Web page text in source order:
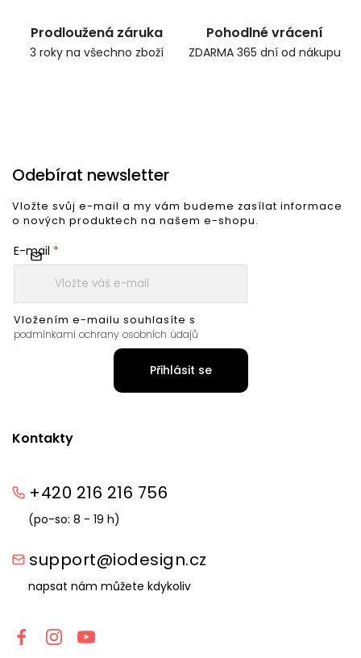
Prodloužená záruka
3 roky na všechno zboží
Pohodlné vrácení
ZDARMA 365 dní od nákupu
Kontakty
+420 216 216 756
(po-so: 8 - 19 h)
support@iodesign.cz
napsat nám můžete kdykoliv
Odebírat newsletter
Vložte svůj e-mail a my vám budeme zasílat informace
o nových produktech na našem e-shopu.
E-mail
Vložením e-mailu souhlasíte s
podmínkami ochrany osobních údajů
Přihlásit se